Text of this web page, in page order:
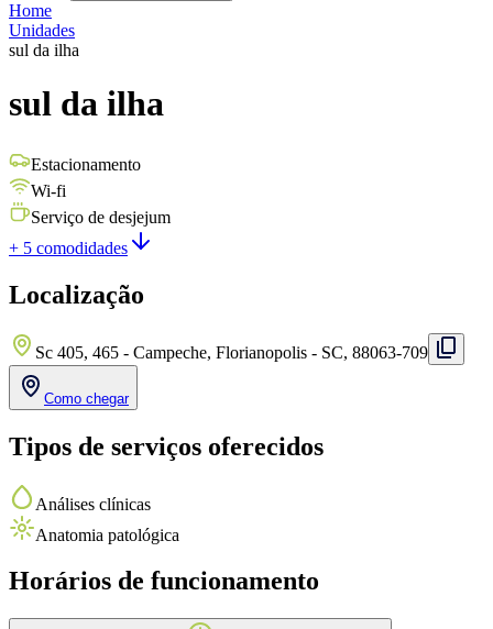
Home
Unidades
sul da ilha
sul da ilha
Estacionamento
Wi-fi
Serviço de desjejum
+ 5 comodidades
Localização
Sc 405, 465 - Campeche, Florianopolis - SC, 88063-709
Como chegar
Tipos de serviços oferecidos
Análises clínicas
Anatomia patológica
Horários de funcionamento